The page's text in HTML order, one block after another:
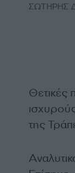
ΣΩΤΗΡΗΣ
Θετικές
της